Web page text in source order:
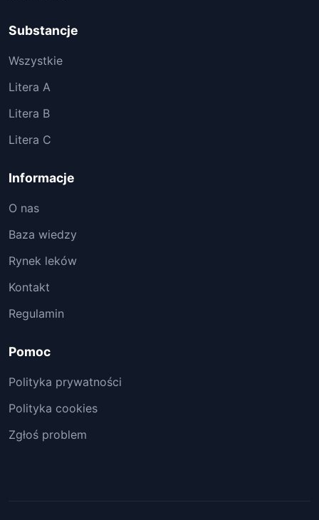
Substancje
Wszystkie
Litera A
Litera B
Litera C
Informacje
O nas
Baza wiedzy
Rynek leków
Kontakt
Regulamin
Pomoc
Polityka prywatności
Polityka cookies
Zgłoś problem